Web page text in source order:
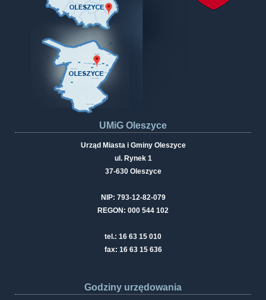
UMiG Oleszyce
Urząd Miasta i Gminy Oleszyce
ul. Rynek 1
37-630 Oleszyce
NIP: 793-12-82-079
REGON: 000 544 102
tel.: 16 63 15 010
fax: 16 63 15 636
Godziny urzędowania